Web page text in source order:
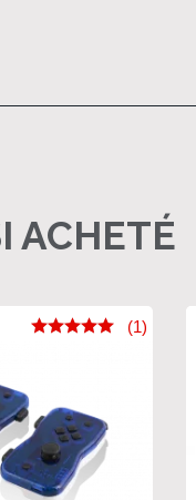
ACHETÉ
(1)